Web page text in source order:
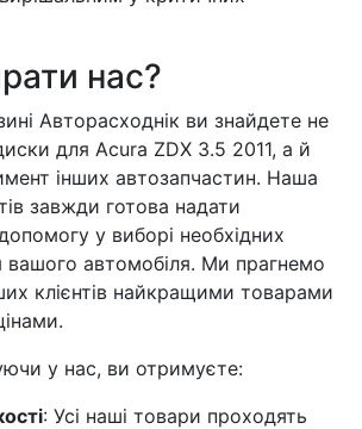
нас?
Авторасходнік ви знайдете не
для Acura ZDX 3.5 2011, а й
інших автозапчастин. Наша
завжди готова надати
у виборі необхідних
вашого автомобіля. Ми прагнемо
клієнтів найкращими товарами
у нас, ви отримуєте:
: Усі наші товари проходять